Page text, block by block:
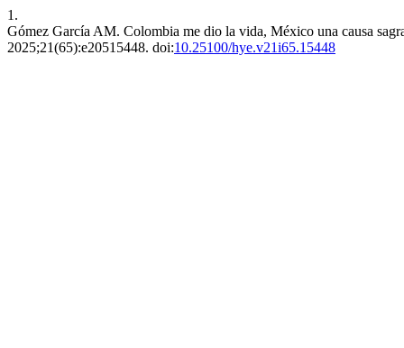
1.
Gómez García AM. Colombia me dio la vida, México una causa
2025;21(65):e20515448. doi:10.25100/hye.v21i65.15448